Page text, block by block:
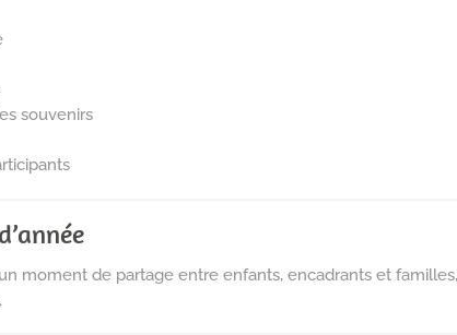
souvenirs
moment de partage entre enfants, encadrants et